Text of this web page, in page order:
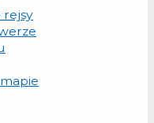
rejsy